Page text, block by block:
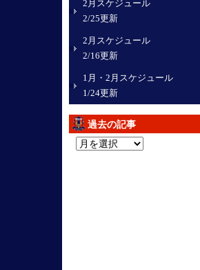
2月スケジュール
2/25更新
2月スケジュール
2/16更新
1月・2月スケジュール
1/24更新
過去の記事